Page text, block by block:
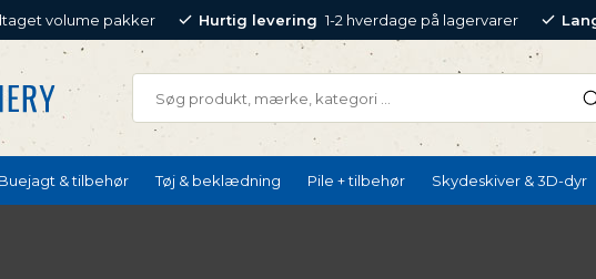
volume pakker Hurtig levering 1-2 hverdage på lagervarer
Buejagt & tilbehør Tøj & beklædning Pile + tilbehør Skydeskiver & 3D-dyr